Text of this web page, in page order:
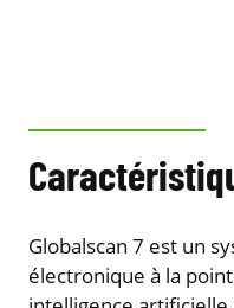
Globalscan 7 est un
électronique à la